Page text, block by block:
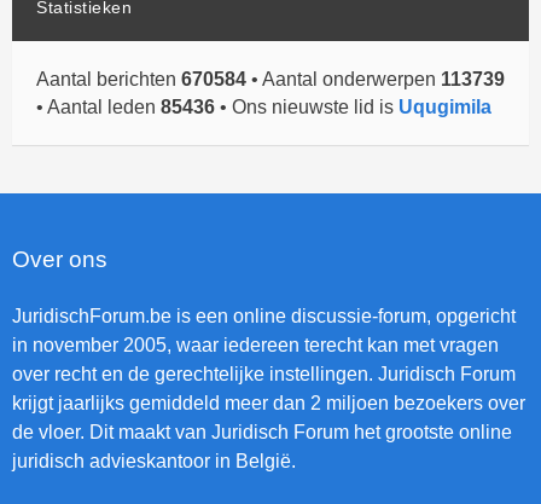
Statistieken
Aantal berichten 670584 • Aantal onderwerpen 113739
• Aantal leden 85436 • Ons nieuwste lid is Uqugimila
Over ons
JuridischForum.be is een online discussie-forum, opgericht
in november 2005, waar iedereen terecht kan met vragen
over recht en de gerechtelijke instellingen. Juridisch Forum
krijgt jaarlijks gemiddeld meer dan 2 miljoen bezoekers over
de vloer. Dit maakt van Juridisch Forum het grootste online
juridisch advieskantoor in België.